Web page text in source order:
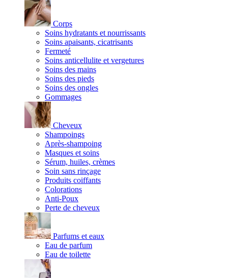
Corps
Soins hydratants et nourrissants
Soins apaisants, cicatrisants
Fermeté
Soins anticellulite et vergetures
Soins des mains
Soins des pieds
Soins des ongles
Gommages
Cheveux
Shampoings
Après-shampoing
Masques et soins
Sérum, huiles, crèmes
Soin sans rinçage
Produits coiffants
Colorations
Anti-Poux
Perte de cheveux
Parfums et eaux
Eau de parfum
Eau de toilette